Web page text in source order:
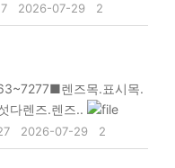
2026-07-29 2
렌즈목.표시목.
다렌즈.렌즈..
2026-07-29 2